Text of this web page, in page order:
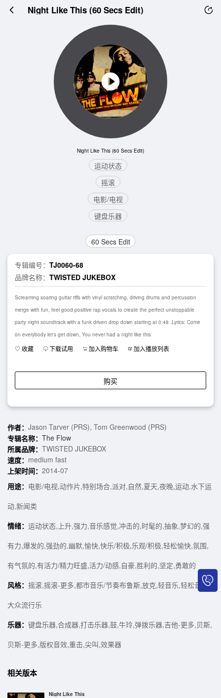
Night Like This (60 Secs Edit)
Night Like This (60 Secs Edit)
运动状态
摇滚
电影/电视
键盘乐器
60 Secs Edit
专辑编号： TJ0060-68
品牌名称： TWISTED JUKEBOX
Screaming soaring guitar riffs with vinyl scratching, driving drums and percussion
merge with fun, feel good positive rap vocals to create the perfect unstoppable
party night soundtrack with a funk driven drop down starting at 0:48 .Lyrics: Come
on everybody let's get down, You never had a night like this
收藏 下载试用 加入购物车 加入播放列表
购买
作者： Jason Tarver (PRS), Tom Greenwood (PRS)
专辑名称： The Flow
所属品牌： TWISTED JUKEBOX
速度： medium fast
上架时间： 2014-07
用途： 电影/电视,动作片,特别场合,派对,自然,夏天,夜晚,运动,水下运
动,新闻类
情绪： 运动状态,上升,强力,音乐感觉,冲击的,时髦的,抽象,梦幻的,强
有力,爆发的,强劲的,幽默,愉快,快乐/积极,乐观/积极,轻松愉快,氛围,
有气氛的,有活力/精力旺盛,活力/动感,自豪,胜利的,坚定,勇敢的
风格： 摇滚,摇滚-更多,都市音乐/节奏布鲁斯,放克,轻音乐,轻松音乐/
大众流行乐
乐器： 键盘乐器,合成器,打击乐器,鼓,牛玲,弹拨乐器,吉他-更多,贝斯,
贝斯-更多,版权音效,重击,尖叫,效果器
相关版本
Night Like This